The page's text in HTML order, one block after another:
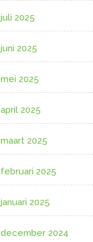
juli 2025
juni 2025
mei 2025
april 2025
maart 2025
februari 2025
januari 2025
december 2024